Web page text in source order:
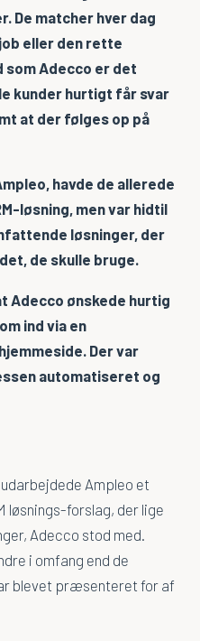
De matcher hver dag
eller den rette
som Adecco er det
kunder hurtigt får svar
at der følges op på
havde de allerede
løsning, men var hidtil
løsninger, der
de skulle bruge.
Adecco ønskede hurtig
ind via en
Der var
automatiseret og
Ampleo et
løsnings-forslag, der lige
Adecco stod med.
i omfang end de
blevet præsenteret for af